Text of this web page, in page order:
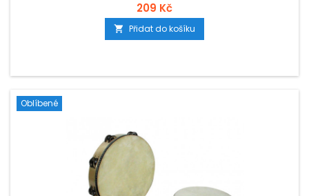
209 Kč
 Přidat do košíku
Oblíbené